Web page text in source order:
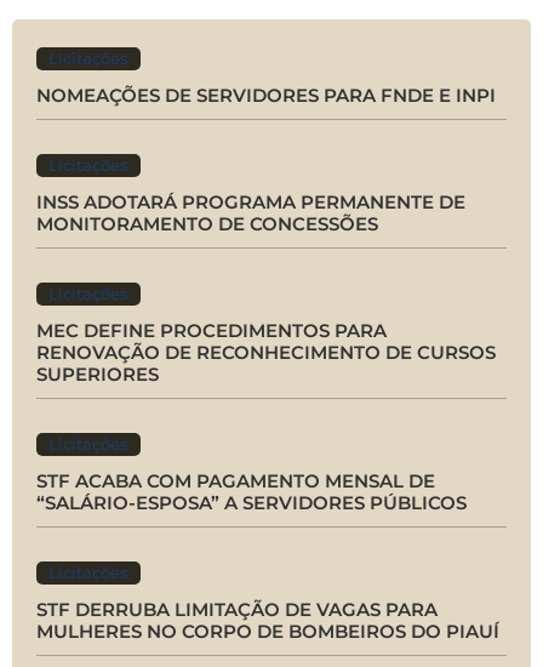
Licitações
NOMEAÇÕES DE SERVIDORES PARA FNDE E INPI
Licitações
INSS ADOTARÁ PROGRAMA PERMANENTE DE
MONITORAMENTO DE CONCESSÕES
Licitações
MEC DEFINE PROCEDIMENTOS PARA
RENOVAÇÃO DE RECONHECIMENTO DE CURSOS
SUPERIORES
Licitações
STF ACABA COM PAGAMENTO MENSAL DE
“SALÁRIO-ESPOSA” A SERVIDORES PÚBLICOS
Licitações
STF DERRUBA LIMITAÇÃO DE VAGAS PARA
MULHERES NO CORPO DE BOMBEIROS DO PIAUÍ